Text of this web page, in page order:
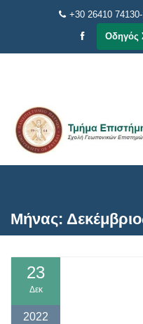
+30 26410
Οδηγός
Μήνας:
23
Δεκ
2022